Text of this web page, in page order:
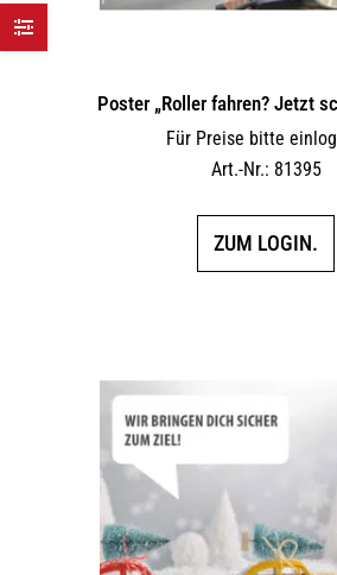
Poster „Roller fahren? Jetzt
Für Preise bitte
Art.-Nr.: 81395
ZUM LOGIN.